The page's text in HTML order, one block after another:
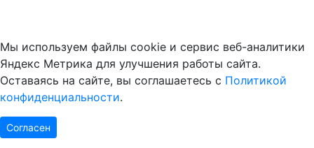
Мы используем файлы cookie и сервис веб-аналитики
Яндекс Метрика для улучшения работы сайта.
Оставаясь на сайте, вы соглашаетесь с Политикой
конфиденциальности.
Согласен